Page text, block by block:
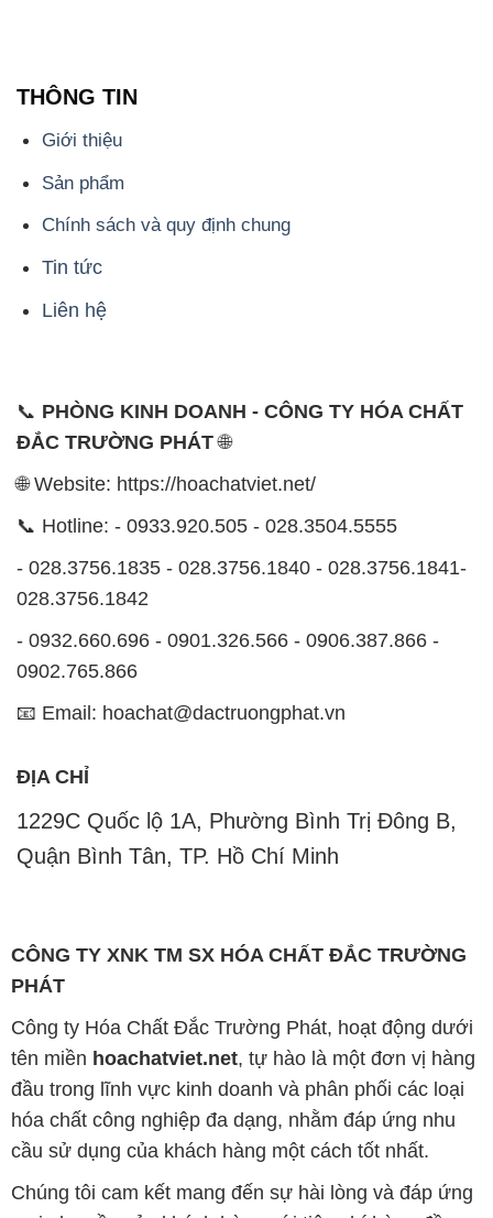
Chính sách và quy định chung
Tin tức
Liên hệ
📞
PHÒNG KINH DOANH - CÔNG TY HÓA CHẤT
ĐẮC TRƯỜNG PHÁT
- 028.3756.1835 - 028.3756.1840 - 028.3756.1841-
0902.765.866
📧 Email: hoachat@dactruongphat.vn
ĐỊA CHỈ
1229C Quốc lộ 1A, Phường Bình Trị Đông B,
Quận Bình Tân, TP. Hồ Chí Minh
CÔNG TY XNK TM SX HÓA CHẤT ĐẮC TRƯỜNG
PHÁT
đầu trong lĩnh vực kinh doanh và phân phối các loại
hóa chất công nghiệp đa dạng, nhằm đáp ứng nhu
cầu sử dụng của khách hàng một cách tốt nhất.
Chúng tôi cam kết mang đến sự hài lòng và đáp ứng
mọi nhu cầu của khách hàng với tiêu chí hàng đầu.
Để đạt được mục tiêu này, chúng tôi cung cấp những
sản phẩm hóa chất chất lượng cao với giá thành hợp
lý, tạo nên giá trị thực sự cho khách hàng.